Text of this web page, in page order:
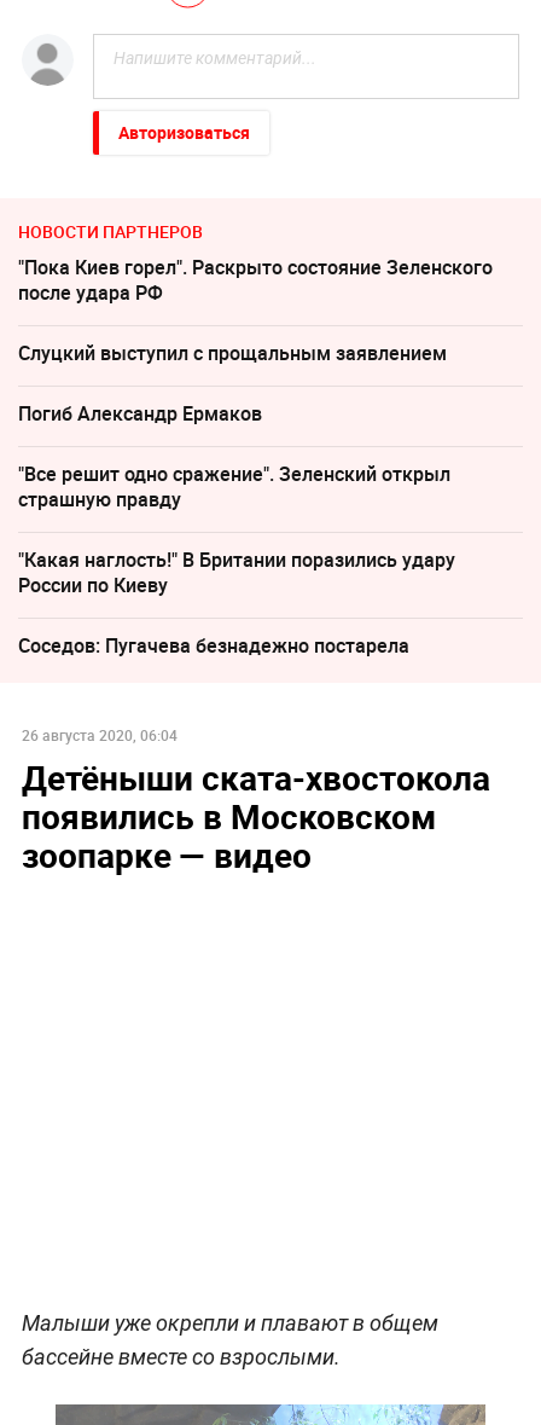
Авторизоваться
НОВОСТИ ПАРТНЕРОВ
"Пока Киев горел". Раскрыто состояние Зеленского
после удара РФ
Слуцкий выступил с прощальным заявлением
Погиб Александр Ермаков
"Все решит одно сражение". Зеленский открыл
страшную правду
"Какая наглость!" В Британии поразились удару
России по Киеву
Соседов: Пугачева безнадежно постарела
26 августа 2020, 06:04
Детёныши ската-хвостокола
появились в Московском
зоопарке — видео
Малыши уже окрепли и плавают в общем
бассейне вместе со взрослыми.